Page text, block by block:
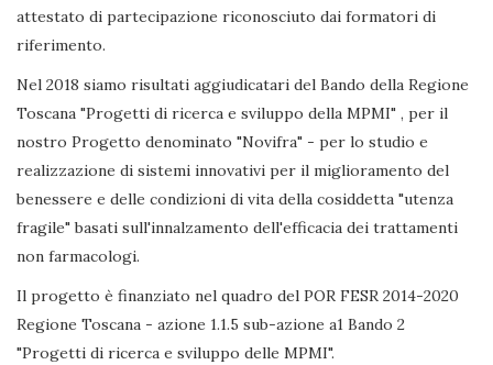
attestato di partecipazione riconosciuto dai formatori di
riferimento.
Nel 2018 siamo risultati aggiudicatari del Bando della Regione
Toscana "Progetti di ricerca e sviluppo della MPMI" , per il
nostro Progetto denominato "Novifra" - per lo studio e
realizzazione di sistemi innovativi per il miglioramento del
benessere e delle condizioni di vita della cosiddetta "utenza
fragile" basati sull'innalzamento dell'efficacia dei trattamenti
non farmacologi.
Il progetto è finanziato nel quadro del POR FESR 2014-2020
Regione Toscana - azione 1.1.5 sub-azione a1 Bando 2
"Progetti di ricerca e sviluppo delle MPMI".